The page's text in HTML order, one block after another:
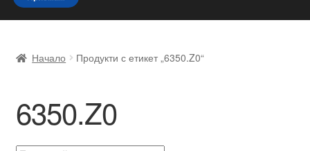
navigation
content
Доставка по целия свят
Жалби
За нас
Начало Продукти с етикет „6350.Z0“
6350.Z0